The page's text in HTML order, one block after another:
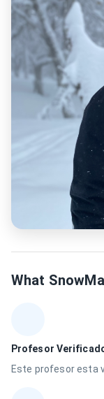
What
Profesor
Este profesor esta